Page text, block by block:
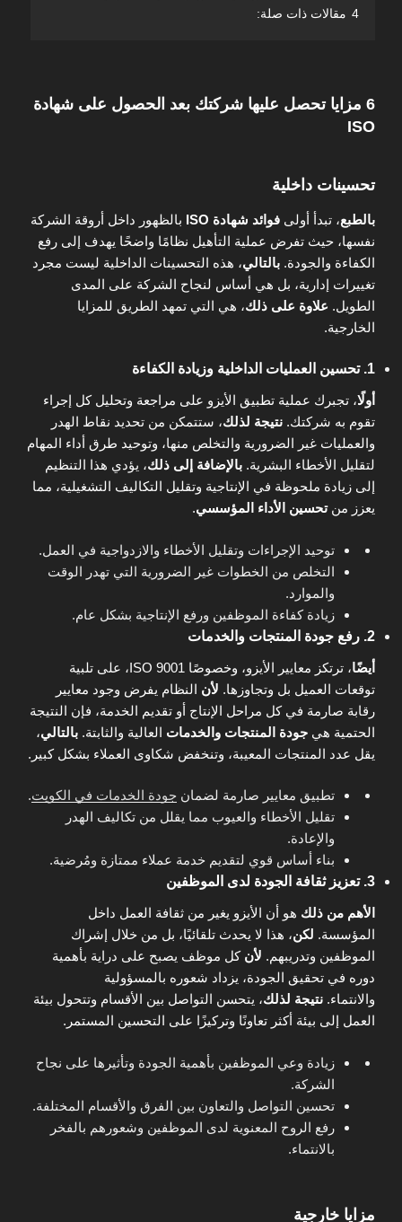
4 مقالات ذات صلة:
6 مزايا تحصل عليها شركتك بعد الحصول على شهادة
ISO
تحسينات داخلية
بالطبع، تبدأ أولى فوائد شهادة ISO
بالظهور داخل أروقة الشركة
نفسها، حيث تفرض عملية التأهيل نظامًا واضحًا يهدف إلى رفع
الكفاءة والجودة. بالتالي، هذه التحسينات الداخلية ليست مجرد
تغييرات إدارية، بل هي أساس لنجاح الشركة على المدى
الطويل. علاوة على ذلك، هي التي تمهد الطريق للمزايا
الخارجية.
1. تحسين العمليات الداخلية وزيادة الكفاءة
أولًا، تجبرك عملية تطبيق الأيزو على مراجعة وتحليل كل إجراء
تقوم به شركتك. نتيجة لذلك، ستتمكن من تحديد نقاط الهدر
والعمليات غير الضرورية والتخلص منها، وتوحيد طرق أداء المهام
لتقليل الأخطاء البشرية. بالإضافة إلى ذلك، يؤدي هذا التنظيم
إلى زيادة ملحوظة في الإنتاجية وتقليل التكاليف التشغيلية، مما
يعزز منتحسين الأداء المؤسسي.
توحيد الإجراءات وتقليل الأخطاء والازدواجية في العمل.
التخلص من الخطوات غير الضرورية التي تهدر الوقت
والموارد.
زيادة كفاءة الموظفين ورفع الإنتاجية بشكل عام.
2. رفع جودة المنتجات والخدمات
أيضًا
، ترتكز معايير الأيزو، وخصوصًا ISO 9001، على تلبية
توقعات العميل بل وتجاوزها. لأن النظام يفرض وجود معايير
رقابة صارمة في كل مراحل الإنتاج أو تقديم الخدمة، فإن النتيجة
الحتمية هي جودة المنتجات والخدمات العالية والثابتة. بالتالي،
يقل عدد المنتجات المعيبة، وتنخفض شكاوى العملاء بشكل كبير.
تطبيق معايير صارمة لضمان جودة الخدمات في الكويت.
تقليل الأخطاء والعيوب مما يقلل من تكاليف الهدر
والإعادة.
بناء أساس قوي لتقديم خدمة عملاء ممتازة ومُرضية.
3. تعزيز ثقافة الجودة لدى الموظفين
الأهم من ذلك هو أن الأيزو يغير من ثقافة العمل داخل
المؤسسة. لكن، هذا لا يحدث تلقائيًا، بل من خلال إشراك
الموظفين وتدريبهم. لأن كل موظف يصبح على دراية بأهمية
دوره في تحقيق الجودة، يزداد شعوره بالمسؤولية
والانتماء. نتيجة لذلك، يتحسن التواصل بين الأقسام وتتحول بيئة
العمل إلى بيئة أكثر تعاونًا وتركيزًا على التحسين المستمر.
زيادة وعي الموظفين بأهمية الجودة وتأثيرها على نجاح
الشركة.
تحسين التواصل والتعاون بين الفرق والأقسام المختلفة.
رفع الروح المعنوية لدى الموظفين وشعورهم بالفخر
بالانتماء.
مزايا خارجية